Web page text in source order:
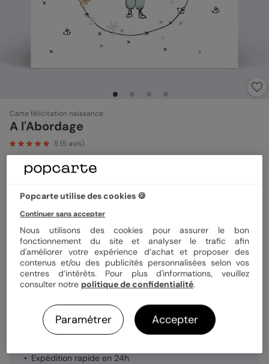
Carte félicitation naissance
A l'Abordage
5(5 avis)
Papier Papier Satiné
Quantité 1 carte
3,99 €
Enveloppe blanche offerte
Expédition rapide en 24h
Popcarte utilise des cookies 🍪
Continuer sans accepter
Nous utilisons des cookies pour assurer le bon
fonctionnement du site et analyser le trafic afin
d'améliorer votre expérience d’achat et proposer des
contenus et/ou des publicités personnalisées selon vos
centres d’intérêts. Pour plus d'informations, veuillez
consulter notre politique de confidentialité.
Paramétrer Accepter